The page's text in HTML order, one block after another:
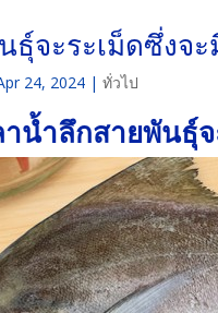
จะระเม็ดซึ่งจ
24, 2024 | ทั่วไป
น้ำลึกสายพันธุ์